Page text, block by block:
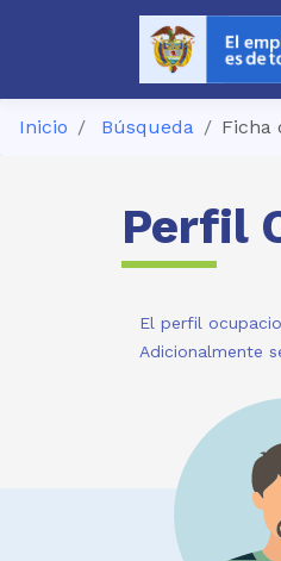
Inicio Búsqueda Ficha
Perfil
El perfil
Adicionalmente